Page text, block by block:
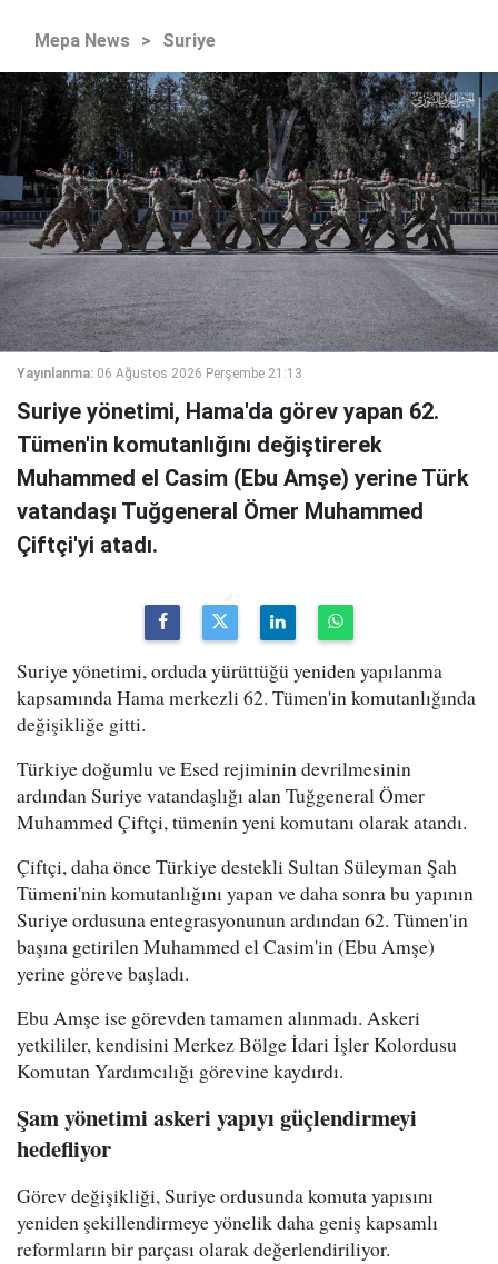
Mepa News > Suriye
Yayınlanma: 06 Ağustos 2026 Perşembe 21:13
Suriye yönetimi, Hama'da görev yapan 62.
Tümen'in komutanlığını değiştirerek
Muhammed el Casim (Ebu Amşe) yerine Türk
vatandaşı Tuğgeneral Ömer Muhammed
Çiftçi'yi atadı.
Suriye yönetimi, orduda yürüttüğü yeniden yapılanma
kapsamında Hama merkezli 62. Tümen'in komutanlığında
değişikliğe gitti.
Türkiye doğumlu ve Esed rejiminin devrilmesinin
ardından Suriye vatandaşlığı alan Tuğgeneral Ömer
Muhammed Çiftçi, tümenin yeni komutanı olarak atandı.
Çiftçi, daha önce Türkiye destekli Sultan Süleyman Şah
Tümeni'nin komutanlığını yapan ve daha sonra bu yapının
Suriye ordusuna entegrasyonunun ardından 62. Tümen'in
başına getirilen Muhammed el Casim'in (Ebu Amşe)
yerine göreve başladı.
Ebu Amşe ise görevden tamamen alınmadı. Askeri
yetkililer, kendisini Merkez Bölge İdari İşler Kolordusu
Komutan Yardımcılığı görevine kaydırdı.
Şam yönetimi askeri yapıyı güçlendirmeyi
hedefliyor
Görev değişikliği, Suriye ordusunda komuta yapısını
yeniden şekillendirmeye yönelik daha geniş kapsamlı
reformların bir parçası olarak değerlendiriliyor.